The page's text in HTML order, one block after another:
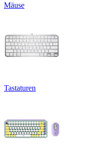
Mäuse
Tastaturen